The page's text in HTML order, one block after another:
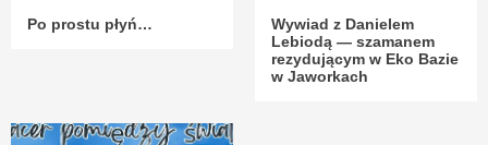
Po prostu płyń…
Wywiad z Danielem
Lebiodą — szamanem
rezydującym w Eko Bazie
w Jaworkach